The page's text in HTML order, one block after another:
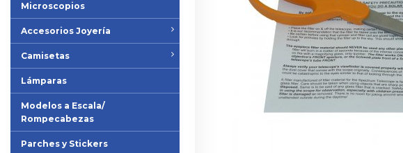
Microscopios
Accesorios Joyería
Camisetas
Lámparas
Modelos a Escala/
Rompecabezas
Parches y Stickers